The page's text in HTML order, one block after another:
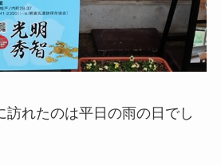
訪れたのは平日の雨の日でし